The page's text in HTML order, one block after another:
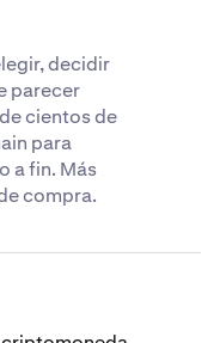
decidir
parecer
cientos de
para
a fin. Más
compra.